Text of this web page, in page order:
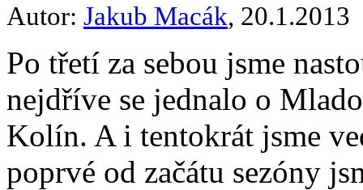
Autor: Jakub Macák, 20.1.2013
Po třetí za sebou jsme
nejdříve se jednalo o
Kolín. A i tentokrát jsme
poprvé od začátu sezóny